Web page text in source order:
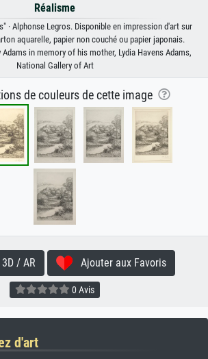
Réalisme
· Alphonse Legros. Disponible en impression d'art sur
aquarelle, papier non couché ou papier japonais.
in memory of his mother, Lydia Havens Adams,
National Gallery of Art
de couleurs de cette image
/ AR Ajouter aux Favoris
0 Avis
d'art